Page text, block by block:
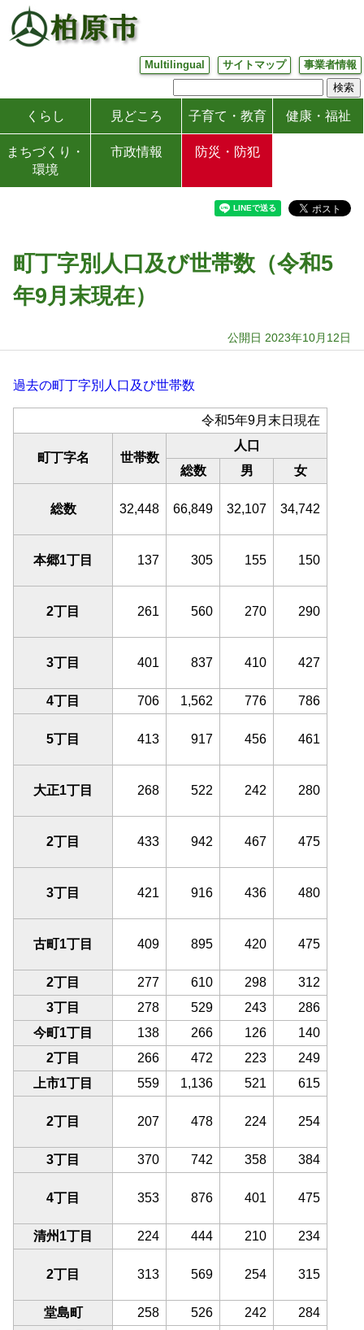
Multilingual サイトマップ 事業者情報
くらし 見どころ 子育て・教育 健康・福祉
まちづくり・
環境
市政情報 防災・防犯
町丁字別人口及び世帯数（令和5
年9月末現在）
公開日 2023年10月12日
過去の町丁字別人口及び世帯数
令和5年9月末日現在
町丁字名 世帯数
人口
総数
男 女
総数 32,448 66,849 32,107 34,742
本郷1丁目 137 305 155 150
2丁目 261 560 270 290
3丁目 401 837 410 427
4丁目 706 1,562 776 786
5丁目 413 917 456 461
大正1丁目 268 522 242 280
2丁目 433 942 467 475
3丁目 421 916 436 480
古町1丁目 409 895 420 475
2丁目 277 610 298
312
3丁目
278 529 243
286
今町1丁目
138 266 126
140
2丁目
266 472 223
249
上市1丁目
559 1,136 521 615
2丁目 207 478 224 254
3丁目 370 742 358 384
4丁目 353 876 401 475
清州1丁目 224 444 210 234
2丁目 313 569 254 315
堂島町 258 526 242
284